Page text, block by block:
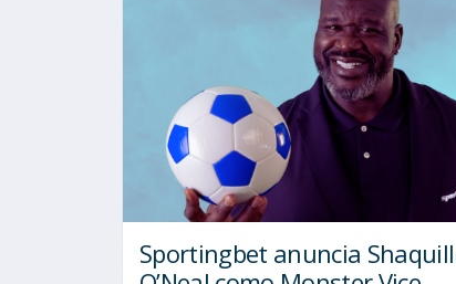
Sportingbet anuncia